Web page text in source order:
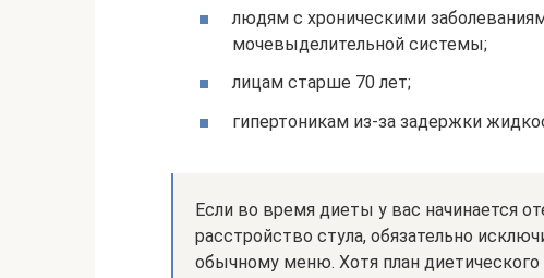
людям с хроническими
мочевыделительной системы;
лицам старше 70 лет;
гипертоникам из-за задержки
Если во время диеты у вас начинается
расстройство стула, обязательно
обычному меню. Хотя план